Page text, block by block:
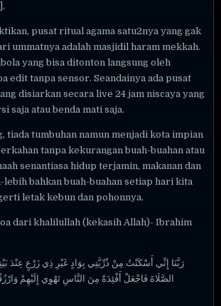
pusat ritual agama satu2nya yang gak
ummatnya adalah masjidil haram mekkah.
yang bisa ditonton langsung oleh
edit tanpa sensor. Seandainya ada pusat
disiarkan secara live 24 jam niscaya yang
saja atau benda mati saja.
tiada tumbuhan namun menjadi kota impian
tanpa kekurangan buah-buahan atau
senantiasa hidup terjamin, makanan dan
bahkan buah-buahan setiap hari kita
letak kebun dan pohonnya.
dari khalilullah (kekasih Allah)- Ibrahim
رَبَّنَا إِنِّي أَسْكَنْتُ مِنْ ذُرِّيَّتِي بِوَادٍ غَيْرِ ذِي زَرْعٍ عِنْدَ
الصَّلَاةَ فَاجْعَلْ أَفْئِدَةً مِنَ النَّاسِ تَهْوِي إِلَيْهِمْ